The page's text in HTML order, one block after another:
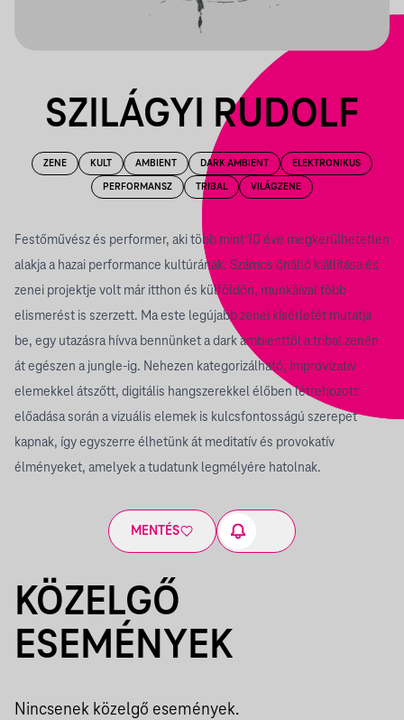
SZILÁGYI RUDOLF
ZENE KULT AMBIENT DARK AMBIENT ELEKTRONIKUS
PERFORMANSZ TRIBAL VILÁGZENE
Festőművész és performer, aki több mint 10 éve megkerülhetetlen
alakja a hazai performance kultúrának. Számos önálló kiállítása és
zenei projektje volt már itthon és külföldön, munkáival több
elismerést is szerzett. Ma este legújabb zenei kísérletét mutatja
be, egy utazásra hívva bennünket a dark ambienttől a tribal zenén
át egészen a jungle-ig. Nehezen kategorizálható, improvizatív
elemekkel átszőtt, digitális hangszerekkel élőben létrehozott
előadása során a vizuális elemek is kulcsfontosságú szerepet
kapnak, így egyszerre élhetünk át meditatív és provokatív
élményeket, amelyek a tudatunk legmélyére hatolnak.
MENTÉS
KÖZELGŐ
ESEMÉNYEK
Nincsenek közelgő események.